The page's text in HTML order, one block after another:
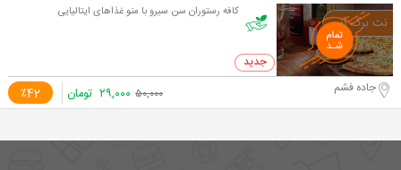
کافه رستوران سن سیرو با منو غذاهای ایتالیایی
0 خرید
٪42 جاده فشم ۵۰,۰۰۰ ۲۹,۰۰۰ تومان